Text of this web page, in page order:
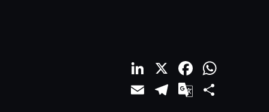
LinkedIn
X
EmailTelegram
Google